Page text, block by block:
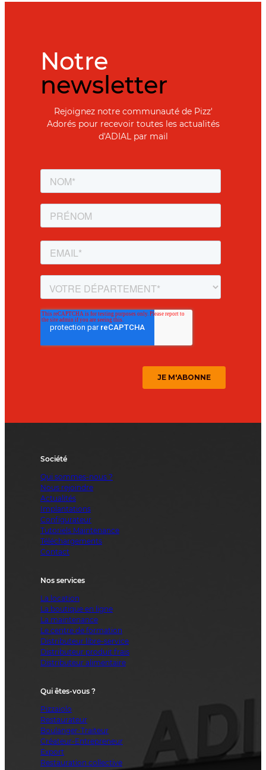
Notre
newsletter
Rejoignez notre communauté de Pizz'
Adorés pour recevoir toutes les actualités
d'ADIAL par mail
Société
Qui sommes-nous ?
Nous rejoindre
Actualités
Implantations
Configurateur
Tutoriels Maintenance
Téléchargements
Contact
Nos services
La location
La boutique en ligne
La maintenance
Le centre de formation
Distributeur libre-service
Distributeur produit frais
Distributeur alimentaire
Qui êtes-vous ?
Pizzaiolo
Restaurateur
Boulanger-Traiteur
Créateur-Entrepreneur
Export
Restauration collective